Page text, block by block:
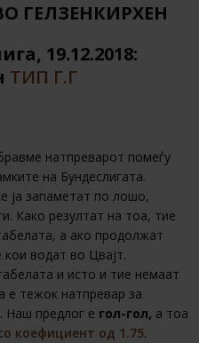
ГЕЛЗЕНКИРХЕН
19.12.2018:
ТИП Г.Г
натпреварот помеѓу
на Бундеслигата.
ја запаметат по лошо,
Како резултат на тоа, тие
а ако продолжат
кои водат во Цвајт.
и исто и тие немаат
е тежок натпревар за
Наш предлог е гол-гол, а тоа
коефициент од 1.75.